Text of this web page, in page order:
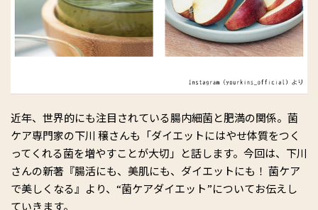
近年、世界的にも注目されている腸内細菌と肥満の関係。菌
ケア専門家の下川 穣さんも「ダイエットにはやせ体質をつく
ってくれる菌を増やすことが大切」と話します。今回は、下川
さんの新著『腸活にも、美肌にも、ダイエットにも！ 菌ケア
で美しくなる』より、“菌ケアダイエット”についてお伝えし
ていきます。